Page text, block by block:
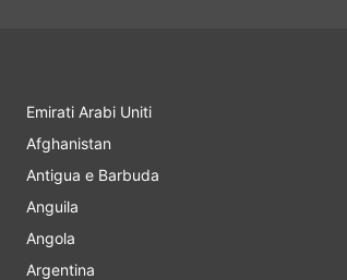
Emirati Arabi Uniti
Afghanistan
Antigua e Barbuda
Anguila
Angola
Argentina